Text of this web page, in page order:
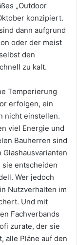
„Outdoor
konzipiert.
dann aufgrund
oder der meist
den
zu kalt.
Temperierung
erfolgen, ein
nicht einstellen.
viel Energie und
Bauherren sind
entscheiden
Wer jedoch
Nutzverhalten im
Und mit
Fachverbands
zurate, der sie
alle Pläne auf den